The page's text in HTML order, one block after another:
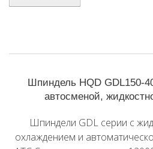
Шпиндель HQD GDL150-
автосменой,
Шпиндели GDL серии с
охлаждением и